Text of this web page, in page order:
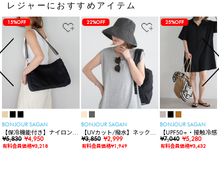
レジャーにおすすめアイテム
15%OFF
BONJOUR SAGAN
【保冷機能付き】ナイロンシ
ョルダーバッグ
¥5,830 ¥4,950
有料会員価格¥3,218
22%OFF
BONJOUR SAGAN
【UVカット/撥水】ネックカ
バー付きワイドリムハット
¥3,850 ¥2,999
有料会員価格¥1,949
25%OFF
BONJOUR SAGAN
【UPF50+・接触冷感
水】【水陸両用】ラ
ードロンパース
¥7,040 ¥5,280
有料会員価格¥3,432